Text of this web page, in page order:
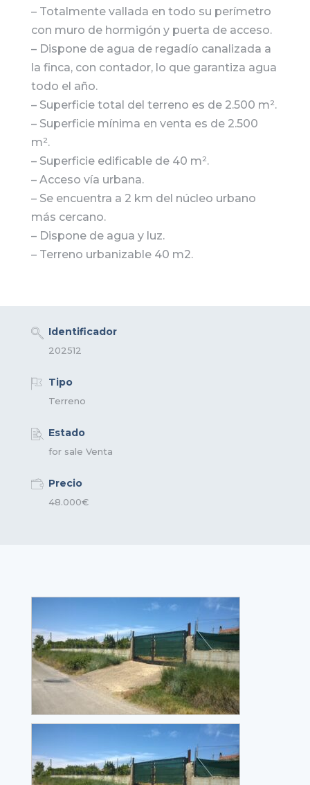
– Totalmente vallada en todo su perímetro
con muro de hormigón y puerta de acceso.
– Dispone de agua de regadío canalizada a
la finca, con contador, lo que garantiza agua
todo el año.
– Superficie total del terreno es de 2.500 m².
– Superficie mínima en venta es de 2.500
m².
– Superficie edificable de 40 m².
– Acceso vía urbana.
– Se encuentra a 2 km del núcleo urbano
más cercano.
– Dispone de agua y luz.
– Terreno urbanizable 40 m2.
Identificador
202512
Tipo
Terreno
Estado
for sale Venta
Precio
48.000€